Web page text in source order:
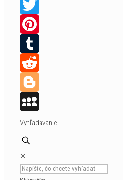
Facebook
Twitter
Pinterest
Tumblr
Reddit
Blogger
MySpace
Vyhľadávanie
✕